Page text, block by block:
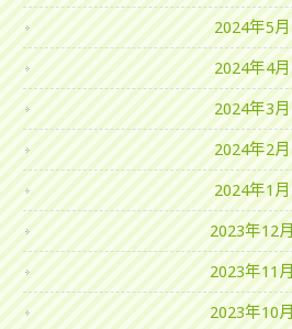
2024年5月
2024年4月
2024年3月
2024年2月
2024年1月
2023年12月
2023年11月
2023年10月